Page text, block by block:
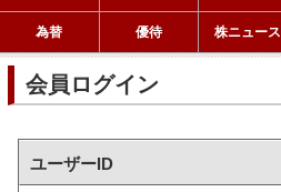
為替 優待 株ニュース
会員ログイン
ユーザーID